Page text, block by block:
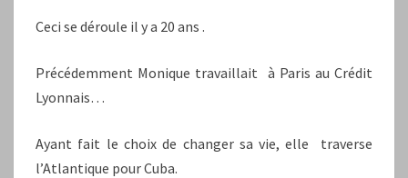
Ceci se déroule il y a 20 ans .
Précédemment Monique travaillait à Paris au Crédit
Lyonnais…
Ayant fait le choix de changer sa vie, elle traverse
l’Atlantique pour Cuba.